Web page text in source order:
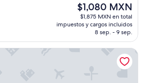
El
precio
actual
de
$1,080 MXN
$1,080 MXN
$1,875 MXN en total
impuestos y cargos incluidos
8 sep. - 9 sep.
and Waterpark